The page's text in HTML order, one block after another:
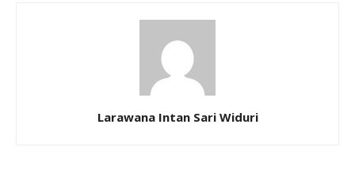
Larawana Intan Sari Widuri